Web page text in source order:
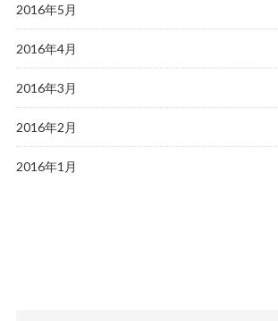
2016年5月
2016年4月
2016年3月
2016年2月
2016年1月